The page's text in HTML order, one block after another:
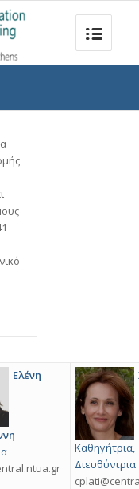
Ελένη
Kαθηγήτρια,
Διευθύντρια